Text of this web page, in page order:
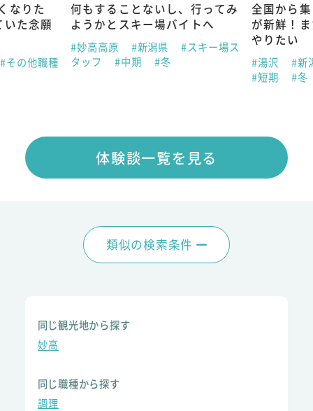
なりた
た念願
#その他職種
何もすることないし、行ってみ
ようかとスキー場バイトへ
#妙高高原 #新潟県
#スキー場ス
タッフ
#中期 #冬
全国から
が新鮮！
やりたい
#湯沢
#新
#短期
#冬
体験談一覧を見る
類似の検索条件
同じ観光地から探す
妙高
同じ職種から探す
調理